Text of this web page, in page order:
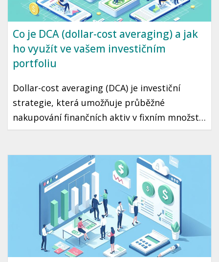
Co je DCA (dollar-cost averaging) a jak
ho využít ve vašem investičním
portfoliu
Dollar-cost averaging (DCA) je investiční
strategie, která umožňuje průběžné
nakupování finančních aktiv v fixním množství
bez ohledu na aktuální cenu. Díky tomuto
špatného načasování a přehřátí trhu. Tento
článek vás seznámí s tím, jak DCA funguje a
jak ho využít ve vaší vlastní investiční
strategii.